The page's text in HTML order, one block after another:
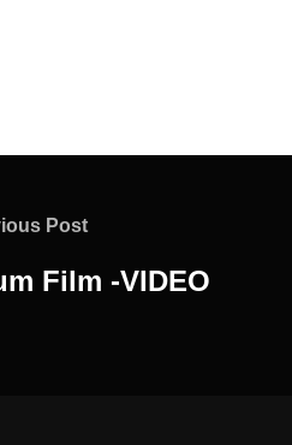
Previous
Post
Film -VIDEO